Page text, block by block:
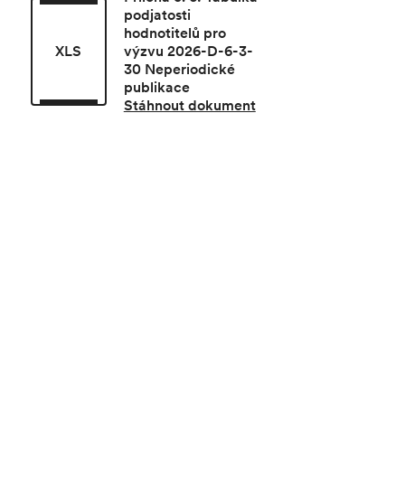
podjatosti
hodnotitelů pro
výzvu 2026-D-6-3-
30 Neperiodické
publikace
Stáhnout dokument
XLS